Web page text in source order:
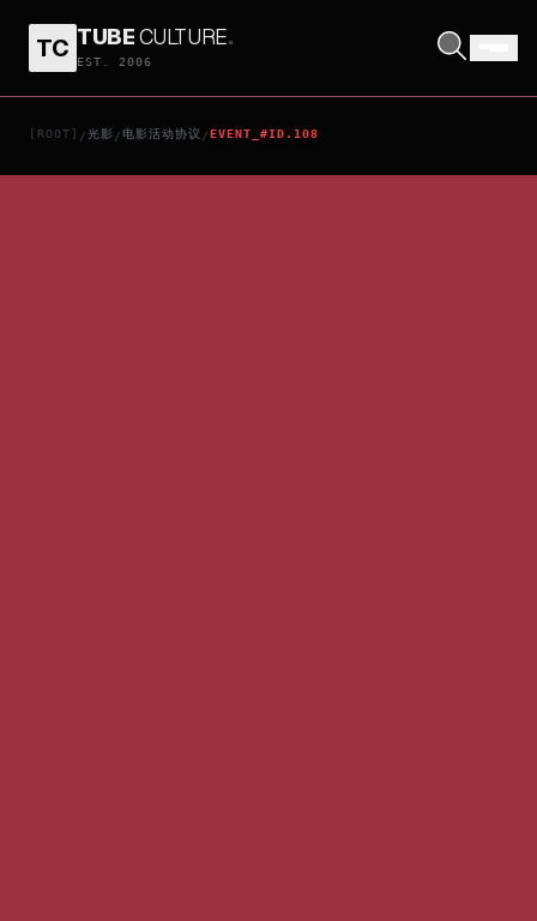
TC TUBECULTURE.
EST. 2006
[ROOT] /光影 /电影活动协议 /EVENT_#ID.108